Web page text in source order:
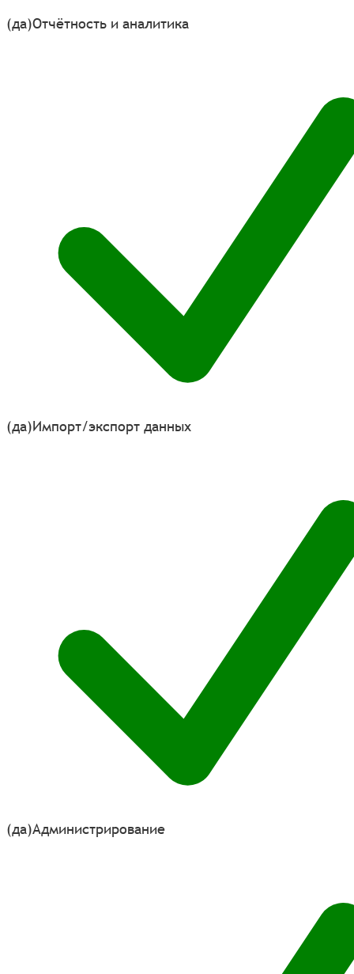
(да)Отчётность и аналитика
(да)Импорт/экспорт данных
(да)Администрирование